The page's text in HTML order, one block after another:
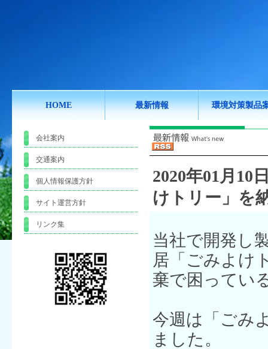
HOME 最新情報 環境対策製品
会社案内
交通案内
個人情報保護方針
サイト運営方針
リンク集
2020年01月10
けトリー」を
当社で開発し
居「ごみよけ
棄で困ってい
今週は「ごみ
ました。